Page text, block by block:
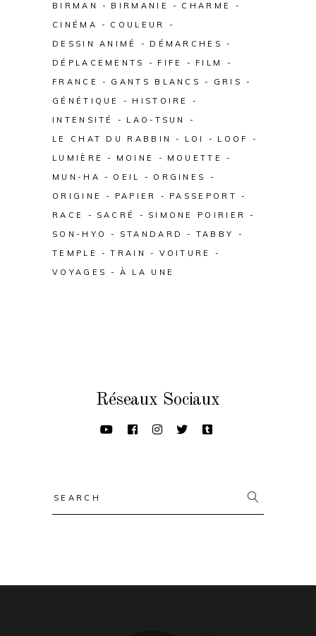
BIRMAN
BIRMANIE
CHARME
CINÉMA
COULEUR
DESSIN ANIMÉ
DÉMARCHES
DÉPLACEMENTS
FIFE
FILM
FRANCE
GANTS BLANCS
GRIS
GÉNÉTIQUE
HISTOIRE
INTENSITÉ
LAO-TSUN
LE CHAT DU RABBIN
LOI
LOOF
LUMIÈRE
MOINE
MOUETTE
MUN-HA
OEIL
ORGINES
ORIGINE
PAPIER
PASSEPORT
RACE
SACRÉ
SIMONE POIRIER
SON-HYO
STANDARD
TABBY
TEMPLE
TRAIN
VOITURE
VOYAGES
À LA UNE
Réseaux Sociaux